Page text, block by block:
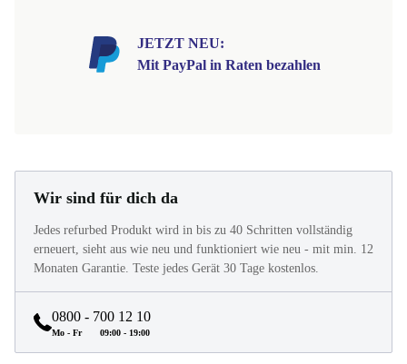
JETZT NEU:
Mit PayPal in Raten bezahlen
Wir sind für dich da
Jedes refurbed Produkt wird in bis zu 40 Schritten vollständig
erneuert, sieht aus wie neu und funktioniert wie neu - mit min. 12
Monaten Garantie. Teste jedes Gerät 30 Tage kostenlos.
0800 - 700 12 10
Mo - Fr 09:00 - 19:00